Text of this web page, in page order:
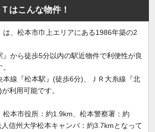
はこんな物件！
は、松本市巾上エリアにある1986年築の2
』から徒歩5分以内の駅近物件で利便性が良
本線『松本駅』(徒歩6分)、ＪＲ大糸線『北
利用可能です。
松本市役所：約1.9km、松本警察署：約
信州大学松本キャンパ：約3.7kmとなって